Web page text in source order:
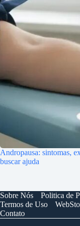
Andropausa: sintomas,
buscar ajuda
Sobre Nós Politica de
Termos de Uso
Contato